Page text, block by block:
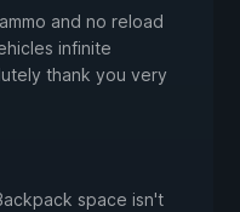
and no reload
infinite
thank you very
space isn't